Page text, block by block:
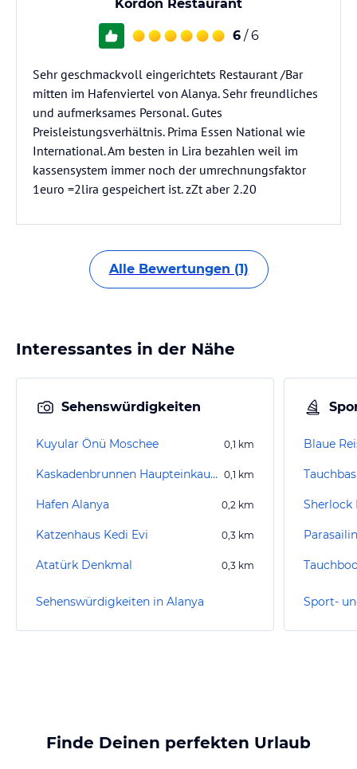
Kordon Restaurant
6 / 6
Sehr geschmackvoll eingerichtets Restaurant /Bar
mitten im Hafenviertel von Alanya. Sehr freundliches
und aufmerksames Personal. Gutes
Preisleistungsverhältnis. Prima Essen National wie
International. Am besten in Lira bezahlen weil im
kassensystem immer noch der umrechnungsfaktor
1euro =2lira gespeichert ist. zZt aber 2.20
Alle Bewertungen (1)
Interessantes in der Nähe
Sehenswürdigkeiten
Kuyular Önü Moschee 0,1 km
Kaskadenbrunnen Haupteinkaufsstraße Alanya 0,1 km
Hafen Alanya 0,2 km
Katzenhaus Kedi Evi 0,3 km
Atatürk Denkmal 0,3 km
Sehenswürdigkeiten in Alanya
Blaue
Sport-
Finde Deinen perfekten Urlaub